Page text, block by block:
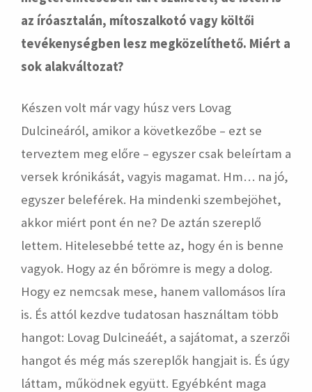
az íróasztalán, mítoszalkotó vagy költői
tevékenységben lesz megközelíthető. Miért a
sok alakváltozat?
Készen volt már vagy húsz vers Lovag
Dulcineáról, amikor a következőbe – ezt se
terveztem meg előre – egyszer csak beleírtam a
versek krónikását, vagyis magamat. Hm… na jó,
egyszer beleférek. Ha mindenki szembejöhet,
akkor miért pont én ne? De aztán szereplő
lettem. Hitelesebbé tette az, hogy én is benne
vagyok. Hogy az én bőrömre is megy a dolog.
Hogy ez nemcsak mese, hanem vallomásos líra
is. És attól kezdve tudatosan használtam több
hangot: Lovag Dulcineáét, a sajátomat, a szerzői
hangot és még más szereplők hangjait is. És úgy
láttam, működnek együtt. Egyébként maga